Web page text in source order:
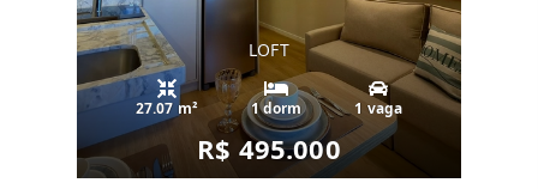
LOFT
27.07 m² 1 dorm 1 vaga
R$ 495.000